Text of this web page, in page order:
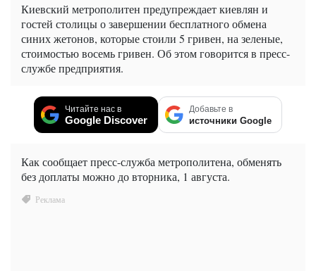
Киевский метрополитен предупреждает киевлян и
гостей столицы о завершении бесплатного обмена
синих жетонов, которые стоили 5 гривен, на зеленые,
стоимостью восемь гривен. Об этом говорится в пресс-
службе предприятия.
Читайте нас в
Google Discover
Добавьте в
источники Google
Как сообщает пресс-служба метрополитена, обменять
без доплаты можно до вторника, 1 августа.